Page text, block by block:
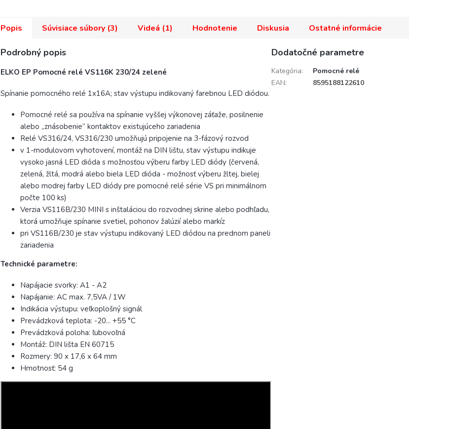
Popis Súvisiace súbory (3) Videá (1) Hodnotenie Diskusia Ostatné informácie
Podrobný popis
ELKO EP Pomocné relé VS116K 230/24 zelené
Spínanie pomocného relé 1x16A; stav výstupu indikovaný farebnou LED diódou.
Pomocné relé sa používa na spínanie vyššej výkonovej záťaže, posilnenie
alebo „znásobenie“ kontaktov existujúceho zariadenia
Relé VS316/24, VS316/230 umožňujú pripojenie na 3-fázový rozvod
v 1-modulovom vyhotovení, montáž na DIN lištu, stav výstupu indikuje
vysoko jasná LED dióda s možnosťou výberu farby LED diódy (červená,
zelená, žltá, modrá alebo biela LED dióda - možnosť výberu žltej, bielej
alebo modrej farby LED diódy pre pomocné relé série VS pri minimálnom
počte 100 ks)
Verzia VS116B/230 MINI s inštaláciou do rozvodnej skrine alebo podhľadu,
ktorá umožňuje spínanie svetiel, pohonov žalúzií alebo markíz
pri VS116B/230 je stav výstupu indikovaný LED diódou na prednom paneli
zariadenia
Technické parametre:
Napájacie svorky: A1 - A2
Napájanie: AC max. 7,5VA / 1W
Indikácia výstupu: veľkoplošný signál
Prevádzková teplota: -20... +55 °C
Prevádzková poloha: ľubovoľná
Montáž: DIN lišta EN 60715
Rozmery: 90 x 17,6 x 64 mm
Hmotnosť: 54 g
Dodatočné parametre
Kategória:
Pomocné relé
EAN: 8595188122610